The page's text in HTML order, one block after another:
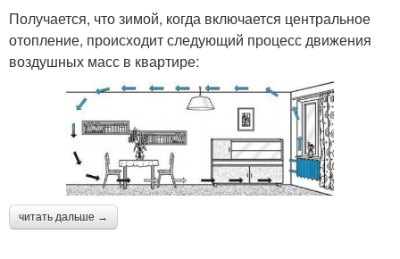
Получается, что зимой, когда включается центральное
отопление, происходит следующий процесс движения
воздушных масс в квартире:
читать дальше →